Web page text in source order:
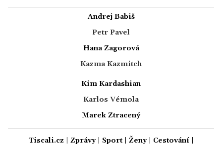
Andrej Babiš
Petr Pavel
Hana Zagorová
Kazma Kazmitch
Kim Kardashian
Karlos Vémola
Marek Ztracený
Tiscali.cz Zprávy| Sport| Ženy| Cestování|